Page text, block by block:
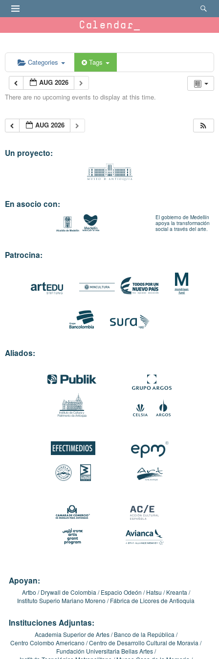
Calendar
Categories Tags
AUG 2026
There are no upcoming events to display at this time.
AUG 2026
Un proyecto:
En asocio con:
El gobierno de Medellín
apoya la transformación
social a través del arte.
Patrocina:
Aliados:
Apoyan:
Artbo Drywall de Colombia Espacio Odeón Hatsu
Kreanta
Instituto Superio Mariano Moreno
Fábrica de Licores de Antioquia
Instituciones Adjuntas:
Academia Superior de Artes
Banco de la República
Centro Colombo Americano Centro de Desarrollo Cultural de Moravia
Fundación Universitaria Bellas Artes